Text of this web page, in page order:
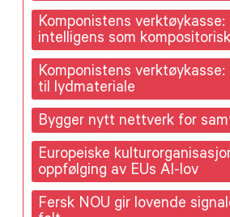
Komponistens verktøykasse:
intelligens som
Komponistens
til lydmateriale
Bygger nytt nettverk for
Europeiske
oppfølging av EUs AI-lov
Fersk NOU gir lovende